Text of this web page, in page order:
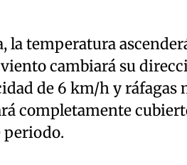
la temperatura
cambiará su
de 6 km/h y ráfagas
completamente
periodo.